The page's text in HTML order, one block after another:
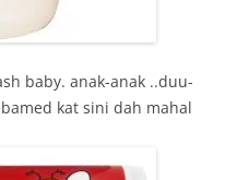
baby. anak-anak ..duu-
kat sini dah mahal